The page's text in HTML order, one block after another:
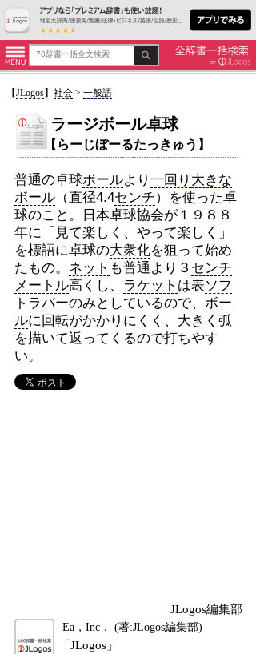
【JLogos】 社会> 一般語
ラージボール卓球
【らーじぼーるたっきゅう】
普通の卓球ボールより 一回り 大きな
ボール（直径4.4センチ）を使った卓
球のこと。日本卓球協会が１９８８
年に「見て楽しく、やって楽しく」
を標語に卓球の大衆化を狙って始め
たもの。 ネット も普通より３ センチ
メートル高くし、 ラケット は表ソフ
ト ラバーのみ としているので、 ボー
ルに回転がかかりにくく、大きく弧
を描いて返ってくるので打ちやす
い。
JLogos編集部
Ea，Inc． (著:JLogos編集部)
「JLogos」